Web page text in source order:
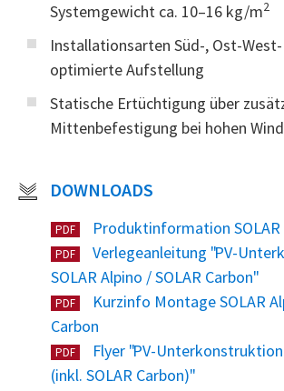
Systemgewicht ca. 10–16 kg/m2
Installationsarten Süd-, Ost-
optimierte Aufstellung
Statische Ertüchtigung über
Mittenbefestigung bei hohen
DOWNLOADS
PDF Produktinformation SOLAR
PDF
Verlegeanleitung "PV-
SOLAR Alpino / SOLAR Carbon"
PDF
Kurzinfo Montage SOLAR
Carbon
PDF
Flyer "PV-Unterkonstruktion
(inkl. SOLAR Carbon)"